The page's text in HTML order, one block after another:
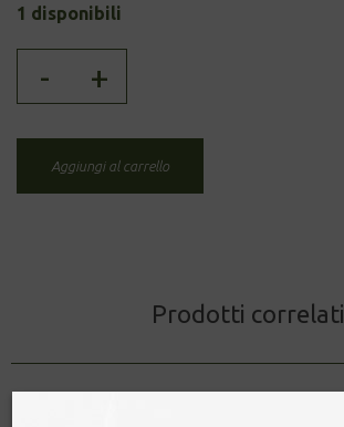
1 disponibili
quantità
- +
Aggiungi al carrello
Prodotti correlati